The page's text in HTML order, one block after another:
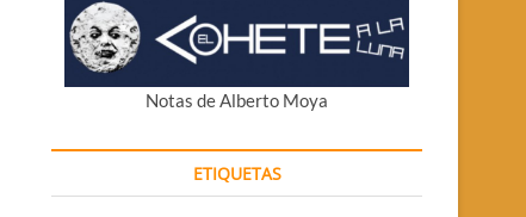
Notas de Alberto Moya
ETIQUETAS